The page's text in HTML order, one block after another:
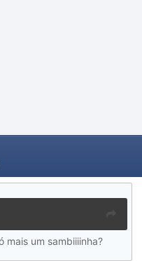
mais um sambiiiinha?